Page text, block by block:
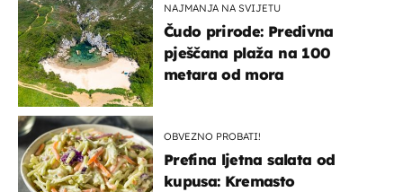
NAJMANJA NA SVIJETU
Čudo prirode: Predivna
pješčana plaža na 100
metara od mora
OBVEZNO PROBATI!
Prefina ljetna salata od
kupusa: Kremasto